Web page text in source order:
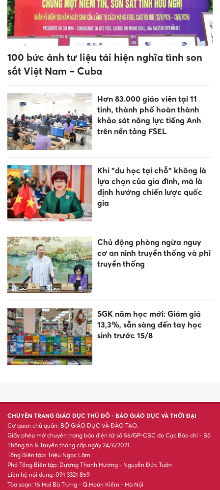
Hơn 700 giáo viên Hưng Yên
được bồi dưỡng kỹ năng dạy
hát Chèo
hóa các nguồn lực đầu tư
sắp xếp, bảo lưu phụ cấp cho
cán bộ quản lý
tiền mỏi tay trong tháng 7 Âm
Bắc hôm nay ngày 4/8/2026
Họp báo, phát động Giải Báo
chí toàn quốc ‘Vì sự nghiệp
giáo dục Việt Nam’ năm 2026